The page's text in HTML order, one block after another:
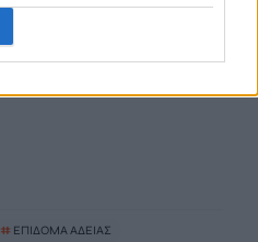
# ΕΠΙΔΟΜΑ ΑΔΕΙΑΣ